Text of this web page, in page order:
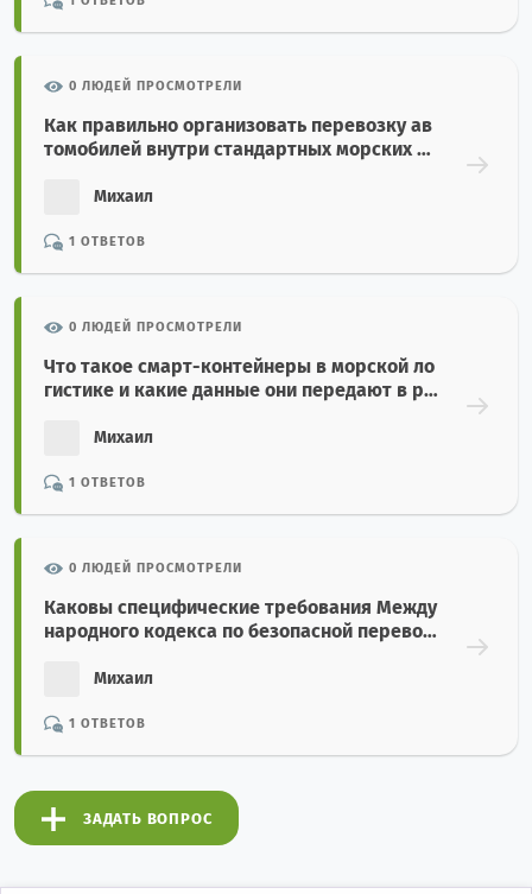
0 ЛЮДЕЙ ПРОСМОТРЕЛИ
Как правильно организовать перевозку ав
томобилей внутри стандартных морских ко
Михаил
1 ОТВЕТОВ
0 ЛЮДЕЙ ПРОСМОТРЕЛИ
Что такое смарт-контейнеры в морской ло
гистике и какие данные они передают в ре
Михаил
1 ОТВЕТОВ
0 ЛЮДЕЙ ПРОСМОТРЕЛИ
Каковы специфические требования Между
народного кодекса по безопасной перевоз
Михаил
1 ОТВЕТОВ
ЗАДАТЬ ВОПРОС